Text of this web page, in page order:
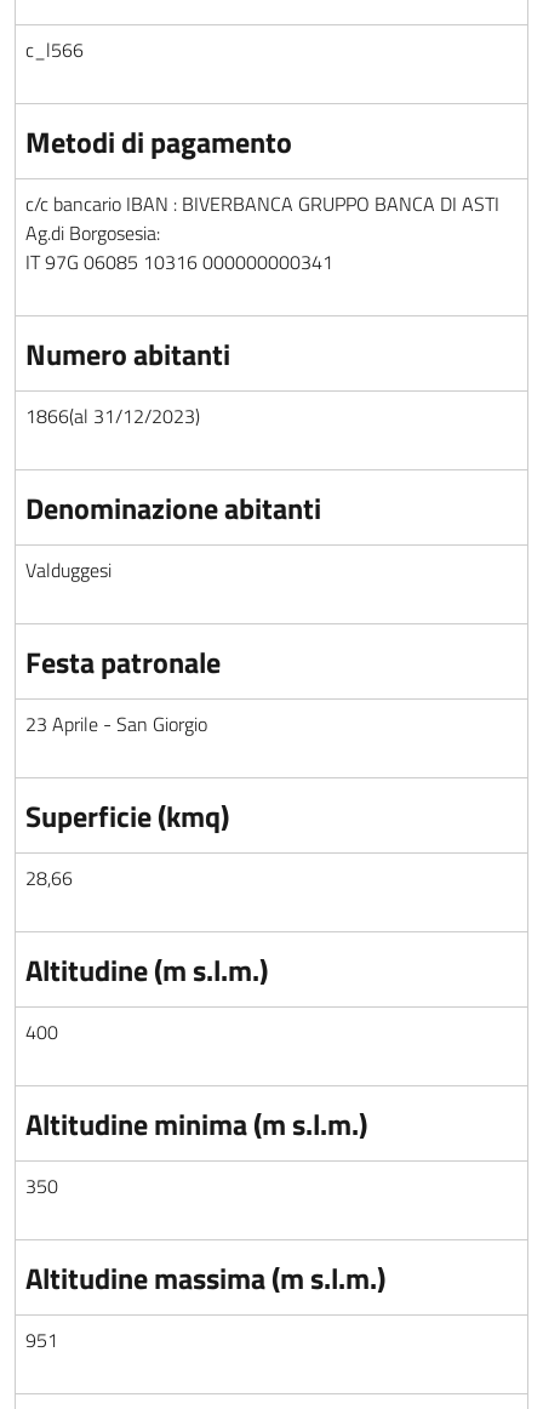
c_l566
Metodi di pagamento
c/c bancario IBAN : BIVERBANCA GRUPPO BANCA DI ASTI
Ag.di Borgosesia:
IT 97G 06085 10316 000000000341
Numero abitanti
1866(al 31/12/2023)
Denominazione abitanti
Valduggesi
Festa patronale
23 Aprile - San Giorgio
Superficie (kmq)
28,66
Altitudine (m s.l.m.)
400
Altitudine minima (m s.l.m.)
350
Altitudine massima (m s.l.m.)
951